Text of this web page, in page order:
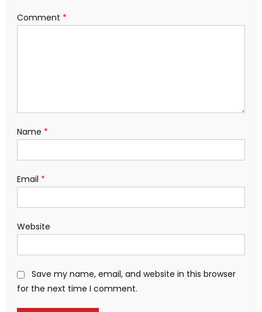
Comment *
Name *
Email *
Website
Save my name, email, and website in this browser
for the next time I comment.